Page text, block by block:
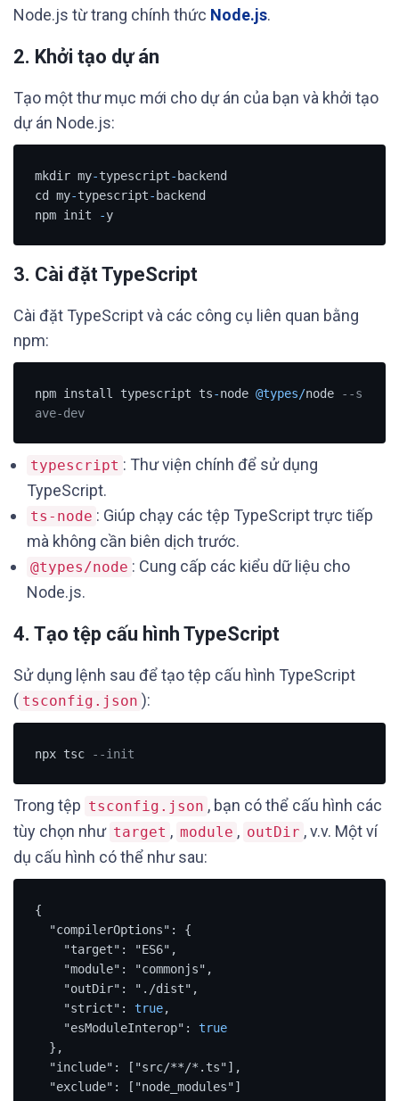
Node.js từ trang chính thức Node.js.
2. Khởi tạo dự án
Tạo một thư mục mới cho dự án của bạn và khởi tạo
dự án Node.js:
mkdir my-typescript-backend
cd my-typescript-backend
npm init
-y
3. Cài đặt TypeScript
Cài đặt TypeScript và các công cụ liên quan bằng
npm:
npm install typescript ts-node @types/node
--s
ave-dev
typescript : Thư viện chính để sử dụng
TypeScript.
ts-node : Giúp chạy các tệp TypeScript trực tiếp
mà không cần biên dịch trước.
@types/node : Cung cấp các kiểu dữ liệu cho
Node.js.
4. Tạo tệp cấu hình TypeScript
Sử dụng lệnh sau để tạo tệp cấu hình TypeScript
( tsconfig.json ):
npx tsc --init
Trong tệp tsconfig.json , bạn có thể cấu hình các
tùy chọn như target , module , outDir , v.v. Một ví
dụ cấu hình có thể như sau:
{
    "strict":
true,
    "esModuleInterop":
true